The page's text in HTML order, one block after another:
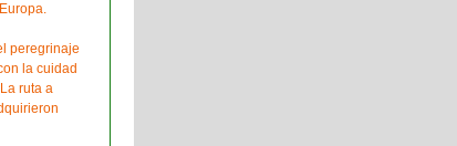
peregrinaje
la cuidad
ruta a